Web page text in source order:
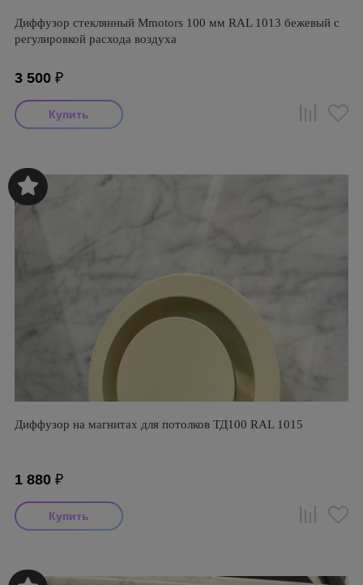
Диффузор стеклянный Mmotors 100 мм RAL 1013 бежевый с
регулировкой расхода воздуха
3 500 ₽
Диффузор на магнитах для потолков ТД100 RAL 1015
1 880 ₽